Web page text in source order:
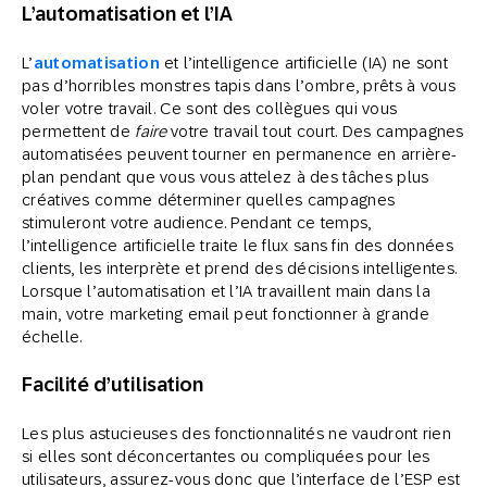
L’automatisation et l’IA
L’automatisation et l’intelligence artificielle (IA) ne sont
pas d’horribles monstres tapis dans l’ombre, prêts à vous
voler votre travail. Ce sont des collègues qui vous
permettent de fairevotre travail tout court. Des campagnes
automatisées peuvent tourner en permanence en arrière-
plan pendant que vous vous attelez à des tâches plus
créatives comme déterminer quelles campagnes
stimuleront votre audience. Pendant ce temps,
l’intelligence artificielle traite le flux sans fin des données
clients, les interprète et prend des décisions intelligentes.
Lorsque l’automatisation et l’IA travaillent main dans la
main, votre marketing email peut fonctionner à grande
échelle.
Facilité d’utilisation
Les plus astucieuses des fonctionnalités ne vaudront rien
si elles sont déconcertantes ou compliquées pour les
utilisateurs, assurez-vous donc que l’interface de l’ESP est